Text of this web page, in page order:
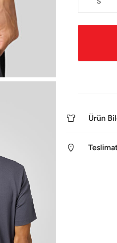
Ürün